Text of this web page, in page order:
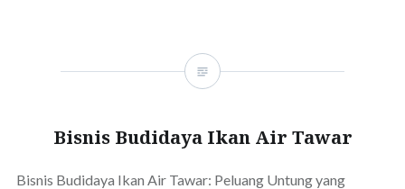
Bisnis Budidaya Ikan Air Tawar
Bisnis Budidaya Ikan Air Tawar: Peluang Untung yang